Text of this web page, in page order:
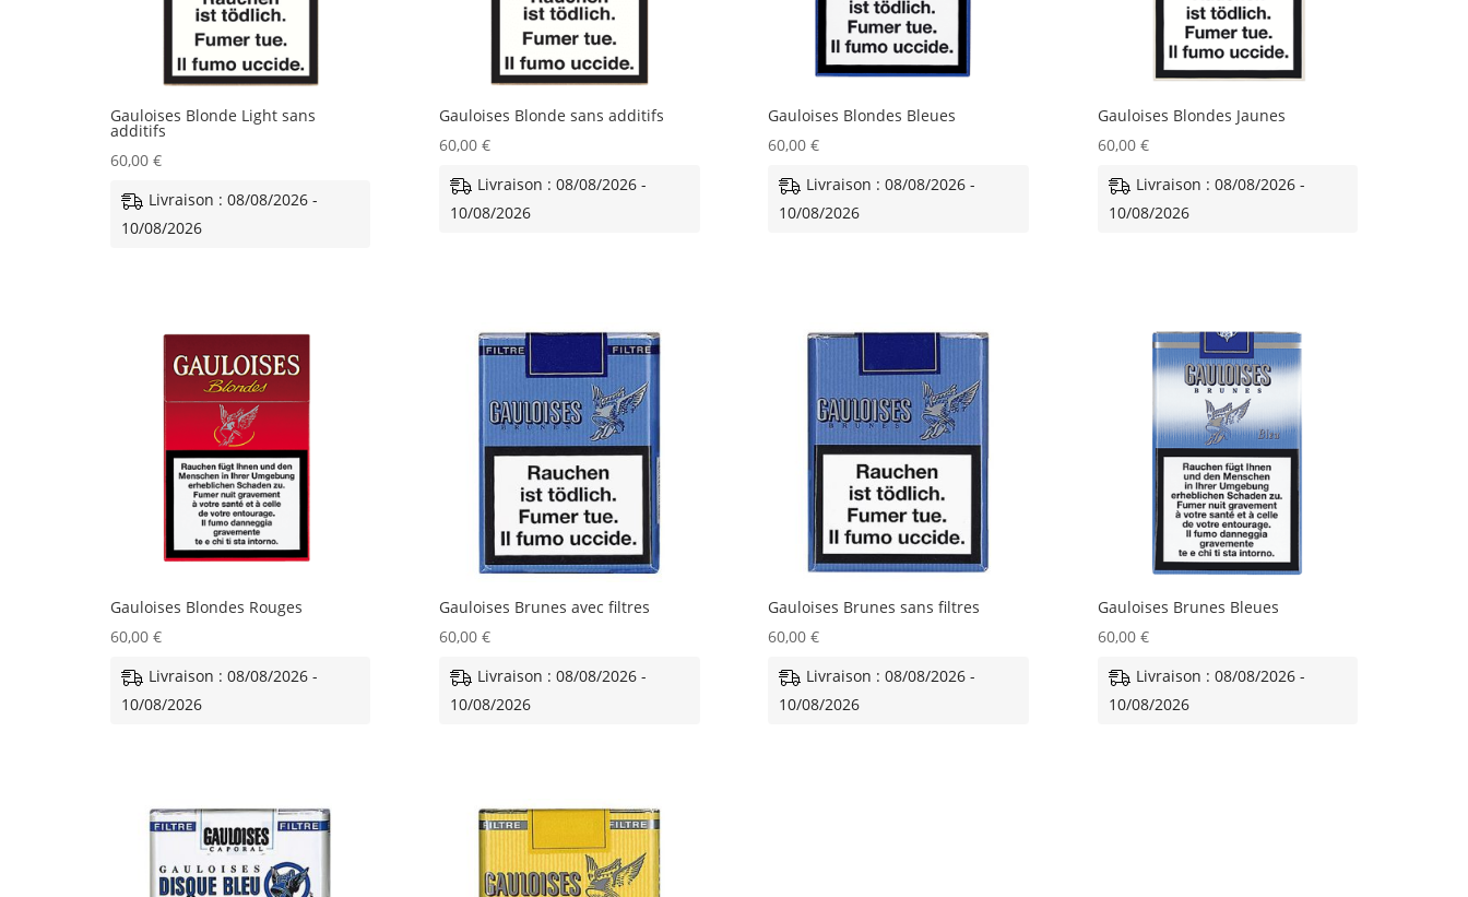
Gauloises Blonde Light sans
additifs
60,00 €
Livraison : 08/08/2026 -
10/08/2026
Gauloises Blonde sans additifs
60,00€
Livraison : 08/08/2026 -
10/08/2026
Gauloises Blondes Bleues
60,00€
Livraison : 08/08/2026 -
10/08/2026
Gauloises Blondes Jaunes
60,00 €
Livraison : 08/08/2026 -
10/08/2026
Gauloises Blondes Rouges
60,00 €
Livraison : 08/08/2026 -
10/08/2026
Gauloises Brunes avec filtres
60,00€
Livraison : 08/08/2026 -
10/08/2026
Gauloises Brunes sans filtres
60,00€
Livraison : 08/08/2026 -
10/08/2026
Gauloises Brunes Bleues
60,00 €
Livraison : 08/08/2026 -
10/08/2026